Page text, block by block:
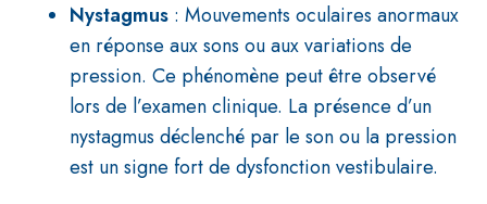
Nystagmus : Mouvements oculaires anormaux
en réponse aux sons ou aux variations de
pression. Ce phénomène peut être observé
lors de l’examen clinique. La présence d’un
nystagmus déclenché par le son ou la pression
est un signe fort de dysfonction vestibulaire.